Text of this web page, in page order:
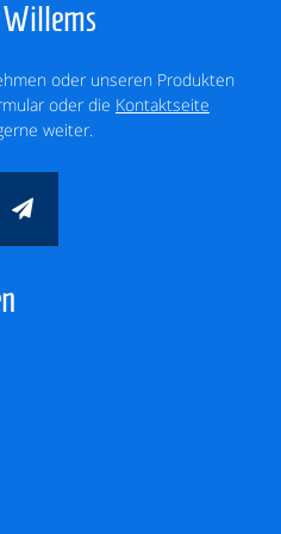
oder unseren Produkten
oder die Kontaktseite
weiter.